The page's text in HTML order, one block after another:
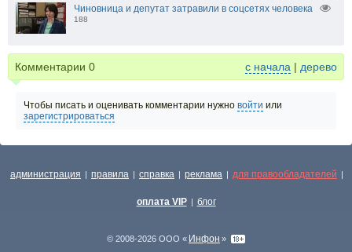
Чиновница и депутат затравили в соцсетях человека
188
Комментарии 0 с начала | дерево
Чтобы писать и оценивать комментарии нужно войти или
зарегистрироваться
администрация | правила | справка | реклама | для правообладателей |
оплата VIP | блог
© 2008-2026 ООО « Инфон »